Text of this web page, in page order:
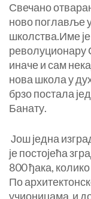
Свечано
ново поглавље у
школства.Име
револуционару
иначе и сам
нова школа у
брзо постала
Банату.
Још једна
је постојећа
800 ђака,
По
учионицама и